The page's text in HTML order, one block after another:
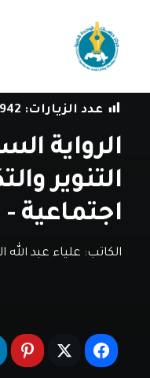
فيدراسات
عدد الزيارات:
الرواية
التنوير
اجتماعية -
الكاتب: علياء عبد